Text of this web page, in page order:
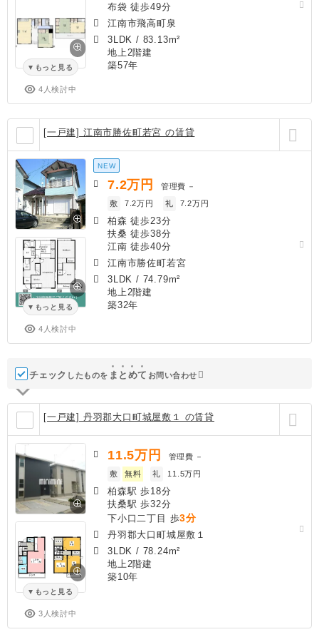
もっと見る
4人検討中
布袋 徒歩49分
江南市飛高町泉
3LDK / 83.13m²
地上2階建
築57年
[一戸建] 江南市勝佐町若宮 の賃貸
もっと見る
4人検討中
NEW
7.2万円 管理費 －
敷
7.2万円 礼 7.2万円
柏森 徒歩23分
扶桑 徒歩38分
江南 徒歩40分
江南市勝佐町若宮
3LDK / 74.79m²
地上2階建
築32年
チェック したものを ま と めて お問い合わせ
[一戸建] 丹羽郡大口町城屋敷１ の賃貸
もっと見る
3人検討中
11.5万円 管理費 －
敷
無料 礼 11.5万円
柏森駅 歩18分
扶桑駅 歩32分
下小口二丁目 歩3分
丹羽郡大口町城屋敷１
3LDK / 78.24m²
地上2階建
築10年